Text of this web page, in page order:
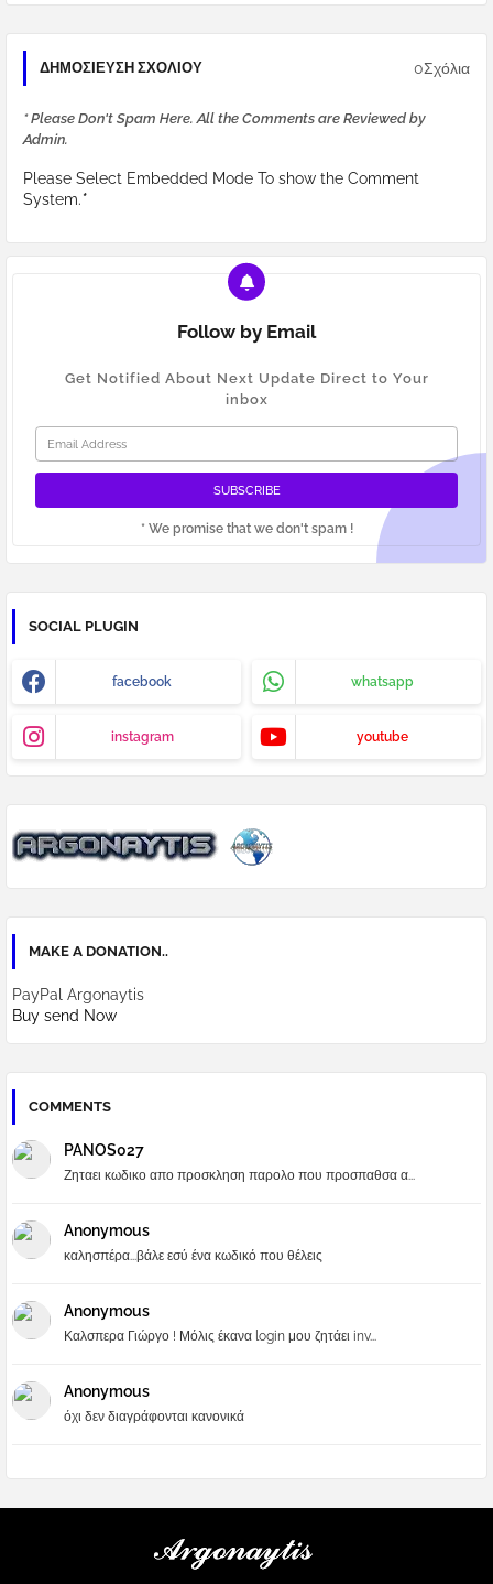
ΔΗΜΟΣΊΕΥΣΗ ΣΧΟΛΊΟΥ 0Σχόλια
* Please Don't Spam Here. All the Comments are Reviewed by
Admin.
Please Select Embedded Mode To show the Comment
System.*
Follow by Email
Get Notified About Next Update Direct to Your
inbox
* We promise that we don't spam !
SOCIAL PLUGIN
facebook whatsapp
instagram youtube
MAKE A DONATION..
PayPal Argonaytis
Buy send Now
COMMENTS
PANOS027
Ζηταει κωδικο απο προσκληση παρολο που προσπαθσα α...
Anonymous
καλησπέρα...βάλε εσύ ένα κωδικό που θέλεις
Anonymous
Καλσπερα Γιώργο ! Μόλις έκανα login μου ζητάει inv...
Anonymous
όχι δεν διαγράφονται κανονικά